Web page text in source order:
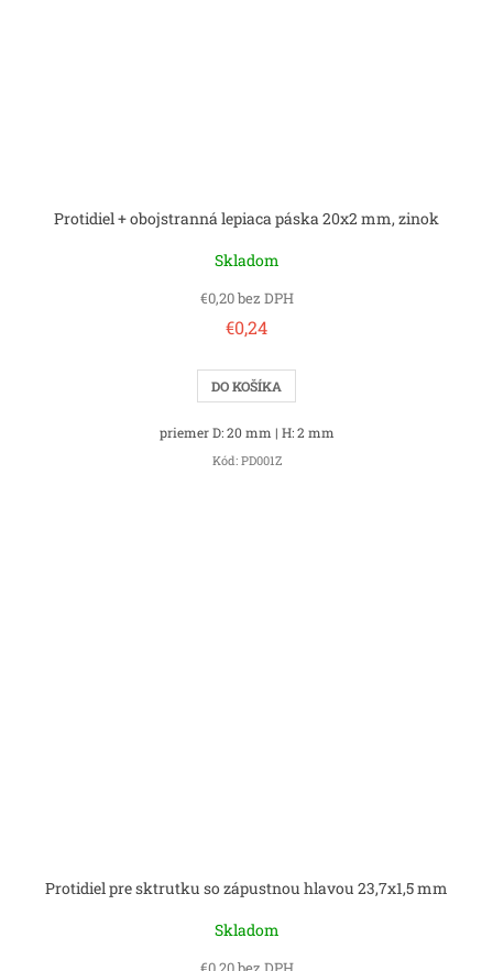
Protidiel + obojstranná lepiaca páska 20x2 mm, zinok
Skladom
€0,20 bez DPH
€0,24
DO KOŠÍKA
priemer D: 20 mm | H: 2 mm
Kód: PD001Z
Protidiel pre sktrutku so zápustnou hlavou 23,7x1,5 mm
Skladom